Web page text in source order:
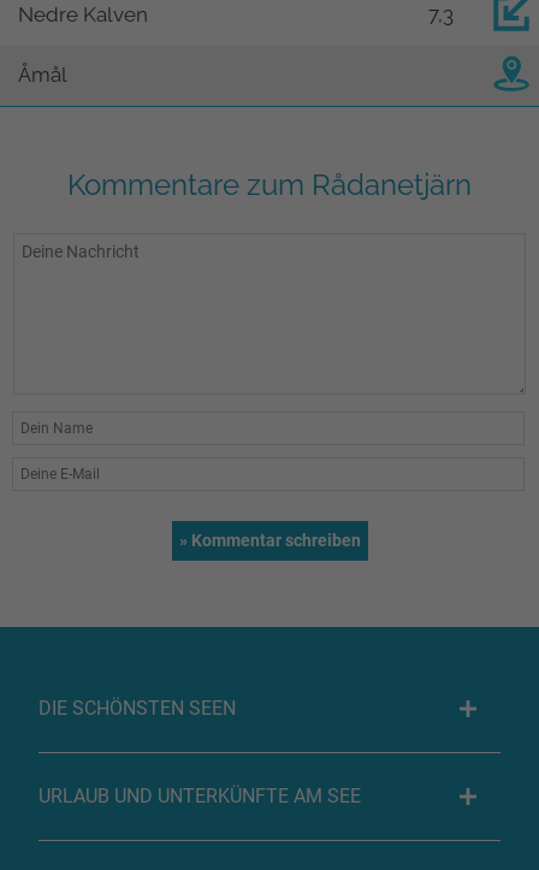
Nedre Kalven 7,3
Åmål
Kommentare zum Rådanetjärn
DIE SCHÖNSTEN SEEN
URLAUB UND UNTERKÜNFTE AM SEE